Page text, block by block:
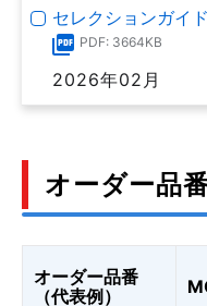
セレクションガイ
PDF: 3664KB
2026年02月
オーダー品
オーダー品番
（代表例）